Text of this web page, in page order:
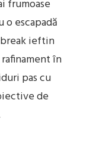
frumoase
escapadă
ieftin
în
pas cu
de